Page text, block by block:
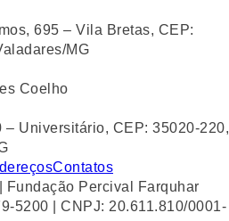
695 – Vila Bretas, CEP:
MG
Coelho
– Universitário, CEP: 35020-220,
Contatos
Percival Farquhar
5200 | CNPJ: 20.611.810/0001-